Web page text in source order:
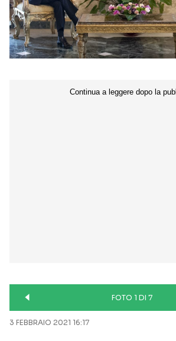
FOTO 1 DI 7
3 FEBBRAIO 2021 16:17